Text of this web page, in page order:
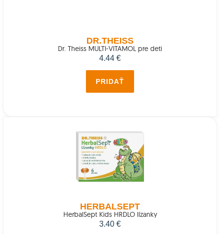
DR.THEISS
Dr. Theiss MULTI-VITAMOL pre deti
4.44 €
PRIDAŤ
HERBALSEPT
HerbalSept Kids HRDLO lízanky
3.40 €